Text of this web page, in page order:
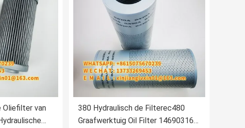
380 Hydraulisch de Filterec480
Graafwerktuig Oil Filter 14690316